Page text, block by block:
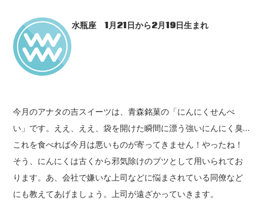
水瓶座 1月21日から2月19日生まれ
今月のアナタの吉スイーツは、青森銘菓の「にんにくせんべ
い」です。ええ、ええ、袋を開けた瞬間に漂う強いにんにく臭…
これを食べれば今月は悪いものが寄ってきません！やったね！
そう、にんにくは古くから邪気除けのブツとして用いられてお
ります。あ、会社で嫌いな上司などに悩まされている同僚など
にも教えてあげましょう。上司が遠ざかっていきます。